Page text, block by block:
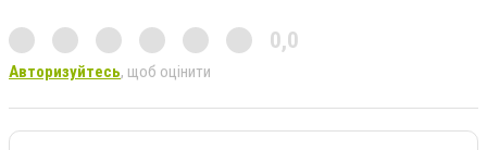
0,0
Авторизуйтесь, щоб оцінити